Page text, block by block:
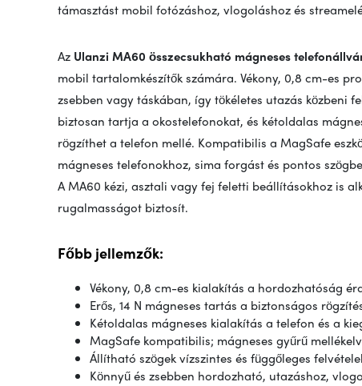
támasztást mobil fotózáshoz, vlogoláshoz és
Az Ulanzi MA60 összecsukható mágneses
mobil tartalomkészítők számára. Vékony, 0,8 cm-es
zsebben vagy táskában, így tökéletes utazás közbeni
biztosan tartja a okostelefonokat, és kétoldalas
rögzíthet a telefon mellé. Kompatibilis a MagSafe
mágneses telefonokhoz, sima forgást és pontos
A MA60 kézi, asztali vagy fej feletti beállításokhoz is
rugalmasságot biztosít.
Főbb jellemzők:
Vékony, 0,8 cm-es kialakítás a hordozhatóság
Erős, 14 N mágneses tartás a biztonságos
Kétoldalas mágneses kialakítás a telefon és a
MagSafe kompatibilis; mágneses gyűrű
Állítható szögek vízszintes és függőleges
Könnyű és zsebben hordozható, utazáshoz,